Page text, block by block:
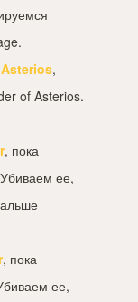
,
of Asterios.
, пока
ее,
, пока
ее,